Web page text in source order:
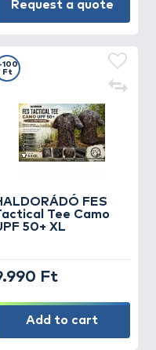
Request a quote
FES
Tee Camo
50+ XL
Ft
Ft
Add to cart